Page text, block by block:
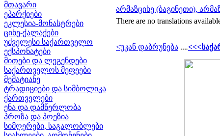
მთავარი
ეპარქიები
ეკლესია-მონასტრები
ციხე-ქალაქები
უძველესი საქართველო
ექსპონატები
მითები და ლეგენდები
საქართველოს მეფეები
მემატიანე
ტრადიციები და სიმბოლიკა
ქართველები
ენა და დამწერლობა
პროზა და პოეზია
სიმღერები, საგალობლები
არმაზციხე (ბაგინეთი),
There are no translations
<უკან დაბრუნება ....